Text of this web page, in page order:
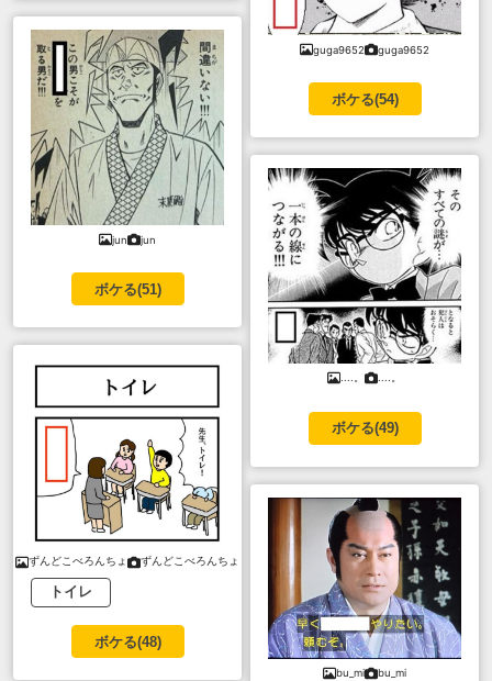
jun jun
ボケる(51)
ずんどこべろんちょ ずんどこべろんちょ
トイレ
ボケる(48)
guga9652 guga9652
ボケる(54)
ボケる(49)
bu_mi bu_mi